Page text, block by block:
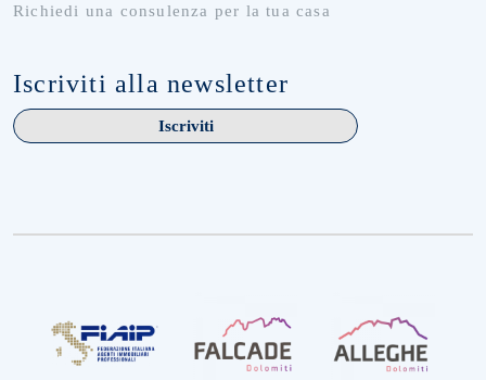
Richiedi una consulenza per la tua casa
Iscriviti alla newsletter
Iscriviti